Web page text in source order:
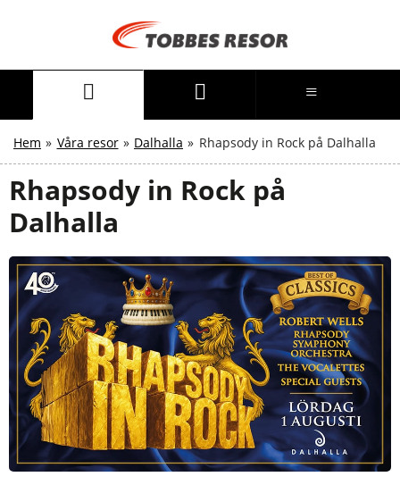
Hem » Våra resor » Dalhalla » Rhapsody in Rock på Dalhalla
Rhapsody in Rock på
Dalhalla